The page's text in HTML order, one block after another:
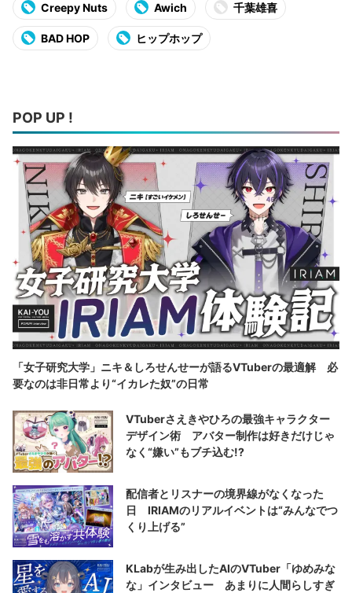
Creepy Nuts Awich 千葉雄喜
BAD HOP ヒップホップ
POP UP !
「女子研究大学」ニキ＆しろせんせーが語るVTuberの最適解 必
要なのは非日常より“イカレた奴”の日常
VTuberさえきやひろの最強キャラクター
デザイン術 アバター制作は好きだけじゃ
なく“嫌い”もブチ込む!?
配信者とリスナーの境界線がなくなった
日 IRIAMのリアルイベントは“みんなでつ
くり上げる”
KLabが生み出したAIのVTuber「ゆめみな
な」インタビュー あまりに人間らしすぎ